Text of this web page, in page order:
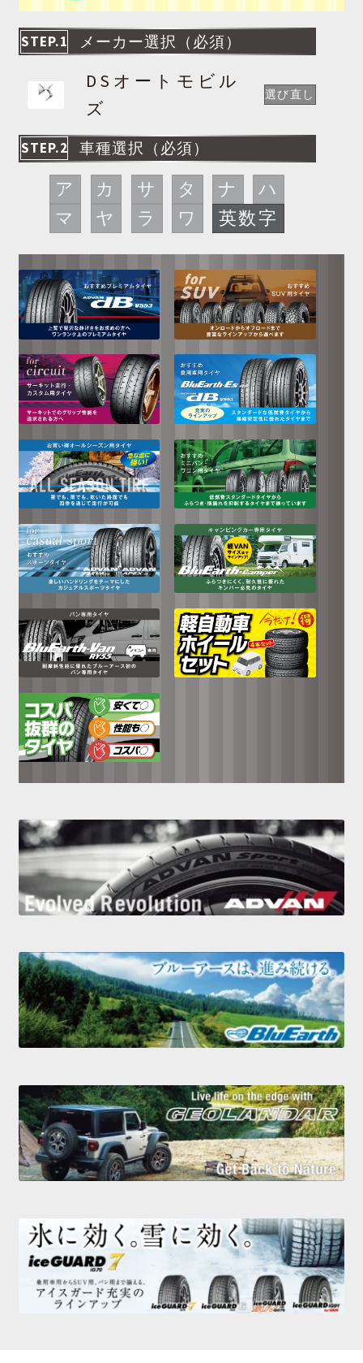
STEP.1 メーカー選択（必須）
DSオートモビル
ズ
選び直し
STEP.2 車種選択（必須）
ア カ サ タ ナ
ハ
マ
ヤ ラ ワ 英数字